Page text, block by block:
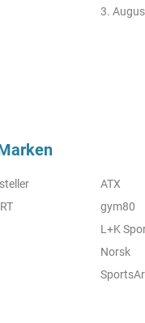
3.
ATX
gym80
L+K
Norsk